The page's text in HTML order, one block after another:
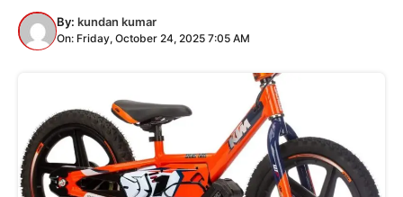
By: kundan kumar
On: Friday, October 24, 2025 7:05 AM